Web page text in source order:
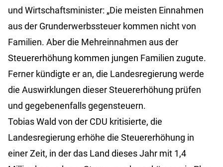
und Wirtschaftsminister: „Die meisten Einnahmen
aus der Grunderwerbssteuer kommen nicht von
Familien. Aber die Mehreinnahmen aus der
Steuererhöhung kommen jungen Familien zugute.
Ferner kündigte er an, die Landesregierung werde
die Auswirklungen dieser Steuererhöhung prüfen
und gegebenenfalls gegensteuern.
Tobias Wald von der CDU kritisierte, die
Landesregierung erhöhe die Steuererhöhung in
einer Zeit, in der das Land dieses Jahr mit 1,4